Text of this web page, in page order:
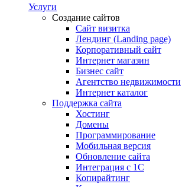
Услуги
Создание сайтов
Сайт визитка
Лендинг (Landing page)
Корпоративный сайт
Интернет магазин
Бизнес сайт
Агентство недвижимости
Интернет каталог
Поддержка сайта
Хостинг
Домены
Программирование
Мобильная версия
Обновление сайта
Интеграция с 1С
Копирайтинг